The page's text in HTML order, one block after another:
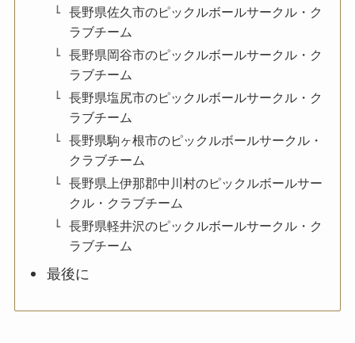
長野県佐久市のピックルボールサークル・ク
ラブチーム
長野県岡谷市のピックルボールサークル・ク
ラブチーム
長野県塩尻市のピックルボールサークル・ク
ラブチーム
長野県駒ヶ根市のピックルボールサークル・
クラブチーム
長野県上伊那郡中川村のピックルボールサー
クル・クラブチーム
長野県軽井沢のピックルボールサークル・ク
ラブチーム
最後に